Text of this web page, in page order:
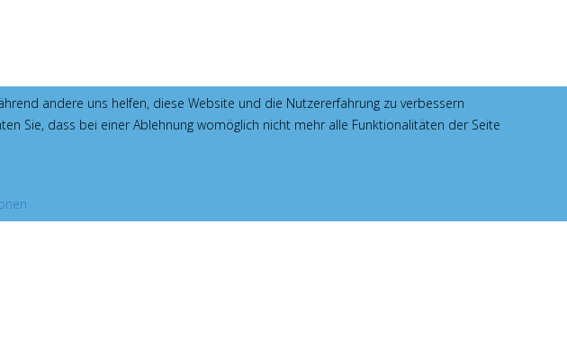
andere uns helfen, diese Website und die Nutzererfahrung zu verbessern
Sie, dass bei einer Ablehnung womöglich nicht mehr alle Funktionalitäten der Seite